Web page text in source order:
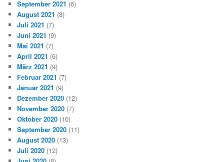
September 2021 (6)
August 2021 (8)
Juli 2021 (7)
Juni 2021 (9)
Mai 2021 (7)
April 2021 (6)
März 2021 (9)
Februar 2021 (7)
Januar 2021 (9)
Dezember 2020 (12)
November 2020 (7)
Oktober 2020 (10)
September 2020 (11)
August 2020 (13)
Juli 2020 (12)